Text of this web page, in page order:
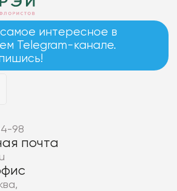
интересное в
Telegram-канале.
98
почта